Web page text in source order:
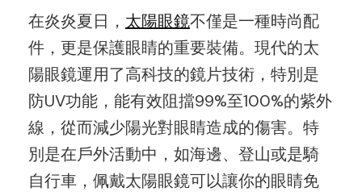
在炎炎夏日， 太陽眼鏡不僅是一種時尚配
件，更是保護眼睛的重要裝備。現代的太
陽眼鏡運用了高科技的鏡片技術，特別是
防UV功能，能有效阻擋99%至100%的紫外
線，從而減少陽光對眼睛造成的傷害。特
別是在戶外活動中，如海邊、登山或是騎
自行車，佩戴太陽眼鏡可以讓你的眼睛免